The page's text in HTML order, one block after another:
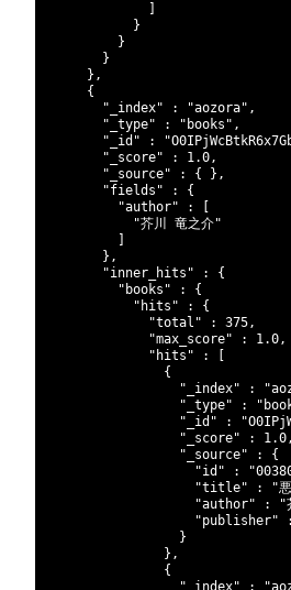
}
}
}
} ,
{
"_index"
: "aozora" ,
"_type"
: "books" ,
"_id"
:
"_score"
: 1.0,
"_source"
: { } ,
"fields"
:
{
"author"
:
"芥川 竜之介"
} ,
"inner_hits"
:
{
"books"
:
{
"hits"
:
{
"total"
: 375,
"max_score"
: 1.0,
"hits"
:
{
"_index"
:
"_type"
:
"_id"
:
"_score"
: 1.0,
"_source"
:
{
"id"
:
"title"
: "
"author"
: "
"publisher"
:
}
} ,
{
"_index"
: